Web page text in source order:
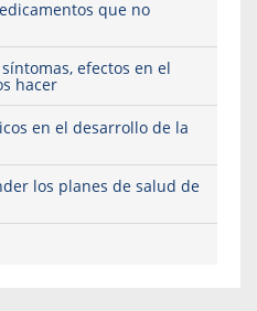
que no
efectos en el
hacer
en el desarrollo de la
los planes de salud de